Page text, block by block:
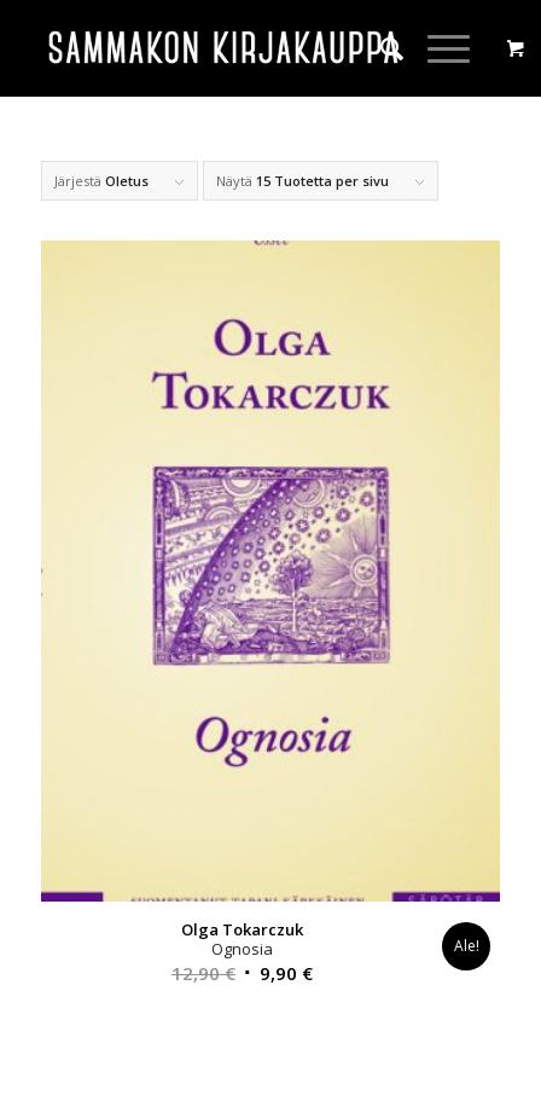
Järjestä Oletus Näytä 15 Tuotetta per sivu
Olga Tokarczuk
Ognosia
12,90€ Alkuperäinen
9,90 €Nykyinen
Ale!